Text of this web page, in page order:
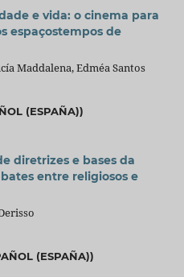
e vida: o cinema para
espaçostempos de
Maddalena, Edméa Santos
(ESPAÑA))
diretrizes e bases da
entre religiosos e
(ESPAÑA))